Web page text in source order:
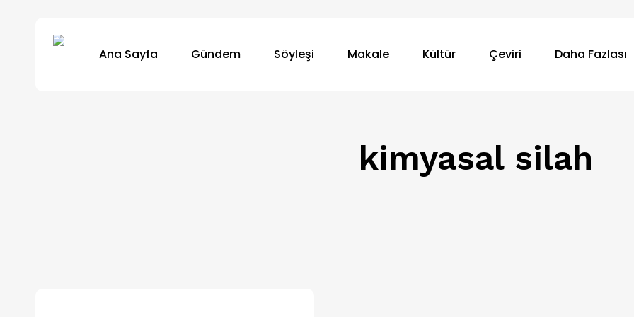
Ana Sayfa Gündem Söyleşi Makale Kültür Çeviri Daha Fazlası
kimyasal silah